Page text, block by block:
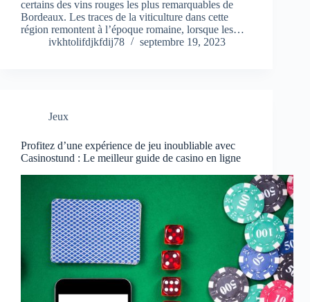
certains des vins rouges les plus remarquables de
Bordeaux. Les traces de la viticulture dans cette
région remontent à l’époque romaine, lorsque les…
ivkhtolifdjkfdij78
septembre 19, 2023
Jeux
Profitez d’une expérience de jeu inoubliable avec
Casinostund : Le meilleur guide de casino en ligne